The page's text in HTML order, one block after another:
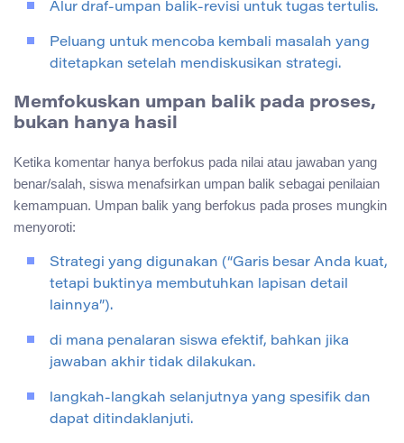
Alur draf-umpan balik-revisi untuk tugas tertulis.
Peluang untuk mencoba kembali masalah yang
ditetapkan setelah mendiskusikan strategi.
Memfokuskan umpan balik pada proses,
bukan hanya hasil
Ketika komentar hanya berfokus pada nilai atau jawaban yang
benar/salah, siswa menafsirkan umpan balik sebagai penilaian
kemampuan. Umpan balik yang berfokus pada proses mungkin
menyoroti:
Strategi yang digunakan (“Garis besar Anda kuat,
tetapi buktinya membutuhkan lapisan detail
lainnya”).
di mana penalaran siswa efektif, bahkan jika
jawaban akhir tidak dilakukan.
langkah-langkah selanjutnya yang spesifik dan
dapat ditindaklanjuti.